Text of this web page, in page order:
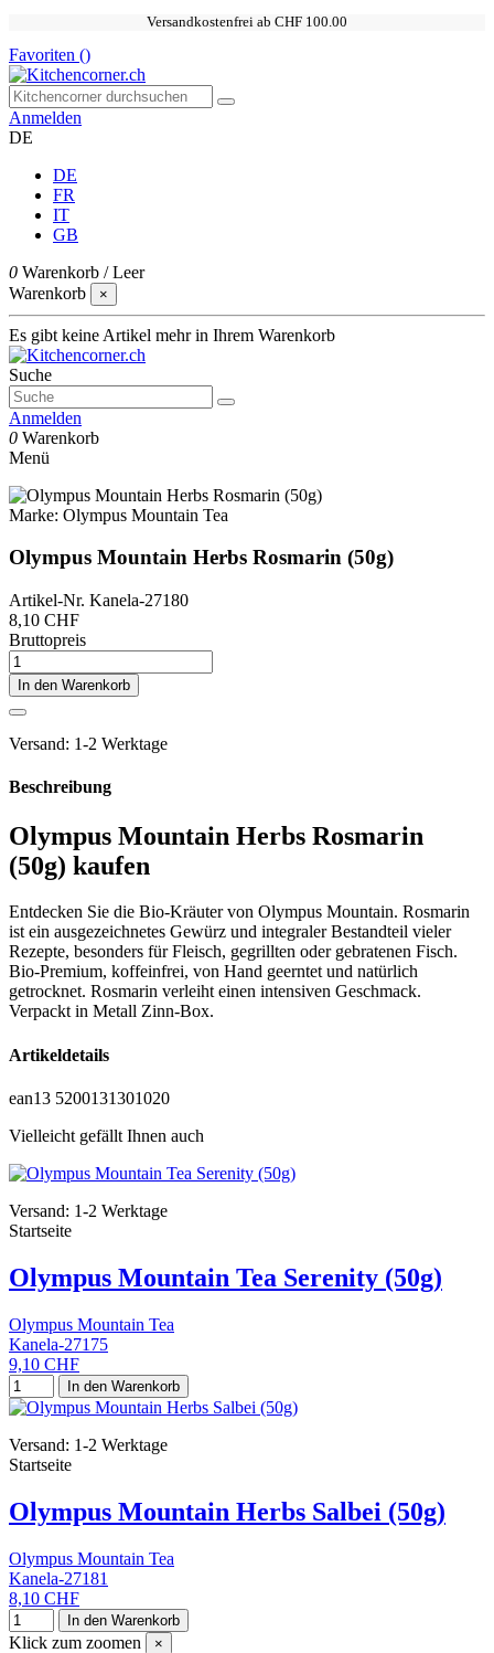
Versandkostenfrei ab CHF 100.00
Favoriten ()
Anmelden
DE
DE
FR
IT
GB
0 Warenkorb /Leer
Warenkorb
×
Es gibt keine Artikel mehr in Ihrem Warenkorb
Suche
Anmelden
0 Warenkorb
Menü
Marke: Olympus Mountain Tea
Olympus Mountain Herbs Rosmarin (50g)
Artikel-Nr. Kanela-27180
8,10 CHF
Bruttopreis
In den Warenkorb
Versand: 1-2 Werktage
Beschreibung
Olympus Mountain Herbs Rosmarin
(50g) kaufen
Entdecken Sie die Bio-Kräuter von Olympus Mountain. Rosmarin
ist ein ausgezeichnetes Gewürz und integraler Bestandteil vieler
Rezepte, besonders für Fleisch, gegrillten oder gebratenen Fisch.
Bio-Premium, koffeinfrei, von Hand geerntet und natürlich
getrocknet. Rosmarin verleiht einen intensiven Geschmack.
Verpackt in Metall Zinn-Box.
Artikeldetails
ean13 5200131301020
Vielleicht gefällt Ihnen auch
Versand: 1-2 Werktage
Startseite
Olympus Mountain Tea Serenity (50g)
Olympus Mountain Tea
Kanela-27175
9,10 CHF
In den Warenkorb
Versand: 1-2 Werktage
Startseite
Olympus Mountain Herbs Salbei (50g)
Olympus Mountain Tea
Kanela-27181
8,10 CHF
In den Warenkorb
Klick zum zoomen ×